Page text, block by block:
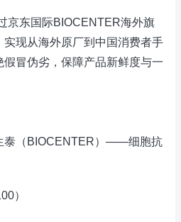
东国际BIOCENTER海外旗
现从海外原厂到中国消费者手
冒伪劣，保障产品新鲜度与一
（BIOCENTER）——细胞抗
）